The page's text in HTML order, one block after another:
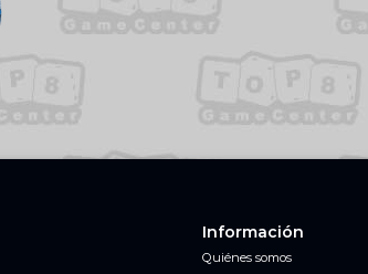
Información
Quiénes somos